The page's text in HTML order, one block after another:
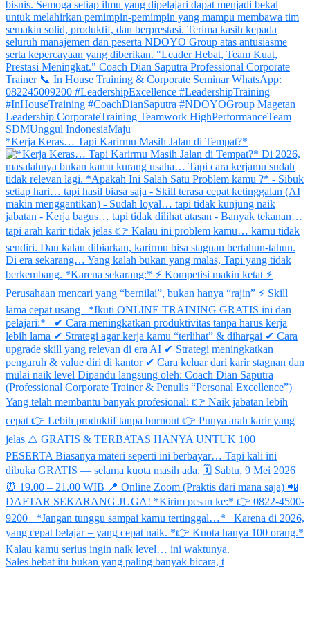
*Kerja Keras… Tapi Karirmu Masih Jalan di Tempat?*
Sales hebat itu bukan yang paling banyak bicara, t